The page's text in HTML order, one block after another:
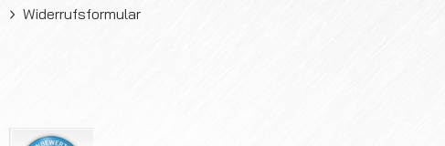
Widerrufsformular